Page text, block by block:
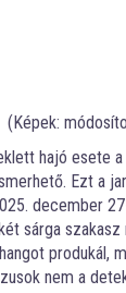
(Képek:
hajó esete a
Ezt a
december
sárga
produkál,
nem a